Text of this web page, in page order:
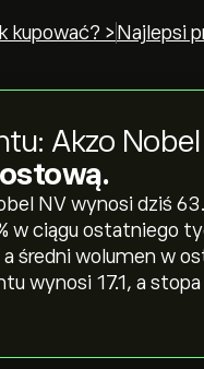
kupować? > Najlepsi
Akzo
NV wynosi dziś
ciągu ostatniego
średni wolumen w
wynosi 17.1, a